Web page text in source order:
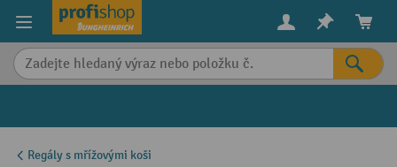
content
Regály s mřížovými koši